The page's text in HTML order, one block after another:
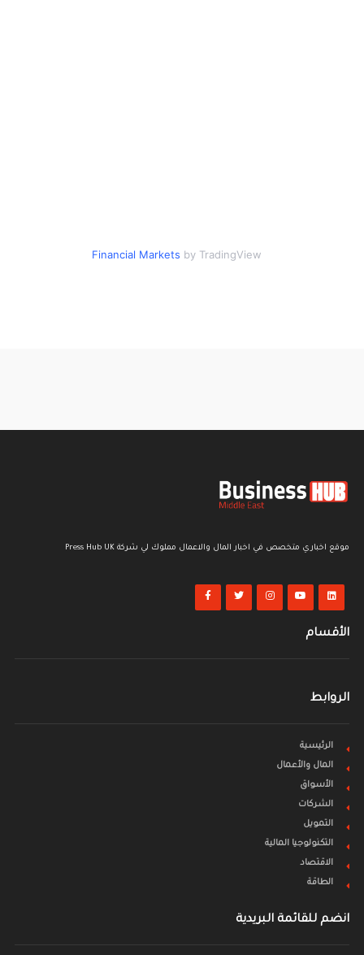
Financial Markets by TradingView
موقع اخباري متخصص في اخبار المال والاعمال مملوك لي شركة Press Hub UK
الأقسام
الروابط
الرئيسية
المال والأعمال
الأسواق
الشركات
التمويل
التكنولوجيا المالية
الاقتصاد
الطاقة
انضم للقائمة البريدية